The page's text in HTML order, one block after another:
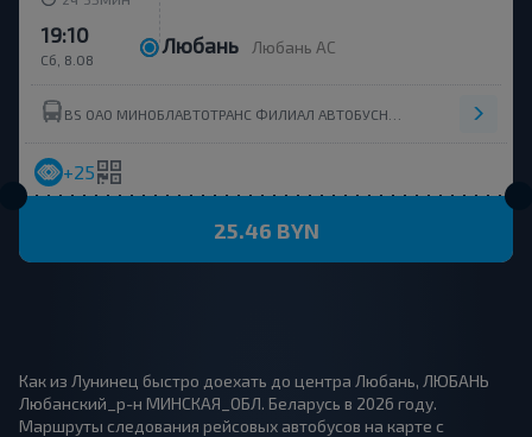
Сб, 8.08
19:10 Любань Любань АС
+25
25.46 BYN
Как из Лунинец быстро доехать до центра Любань, ЛЮБАНЬ
Любанский_р-н МИНСКАЯ_ОБЛ. Беларусь в 2026 году.
Маршруты следования рейсовых автобусов на карте с